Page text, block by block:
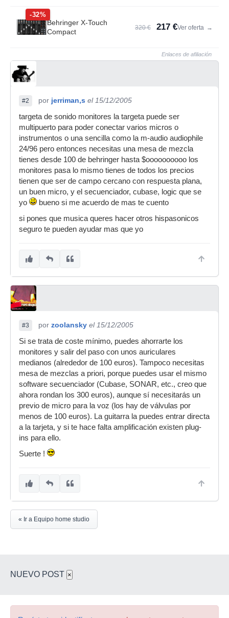
-32%
Behringer X-Touch
Compact
320 € 217 €Ver oferta →
Enlaces de afiliación
#2 por jerriman,s el 15/12/2005
targeta de sonido monitores la targeta puede ser
multipuerto para poder conectar varios micros o
instrumentos o una sencilla como la m-audio audiophile
24/96 pero entonces necesitas una mesa de mezcla
tienes desde 100 de behringer hasta $oooooooooo los
monitores pasa lo mismo tienes de todos los precios
tienen que ser de campo cercano con respuesta plana,
un buen micro, y el secuenciador, cubase, logic que se
yo
bueno si me acuerdo de mas te cuento
si pones que musica queres hacer otros hispasonicos
seguro te pueden ayudar mas que yo
#3 por zoolansky el 15/12/2005
Si se trata de coste mínimo, puedes ahorrarte los
monitores y salir del paso con unos auriculares
medianos (alrededor de 100 euros). Tampoco necesitas
mesa de mezclas a priori, porque puedes usar el mismo
software secuenciador (Cubase, SONAR, etc., creo que
ahora rondan los 300 euros), aunque sí necesitarás un
previo de micro para la voz (los hay de válvulas por
menos de 100 euros). La guitarra la puedes entrar directa
a la tarjeta, y si te hace falta amplificación existen plug-
ins para ello.
Suerte !
« Ir a Equipo home studio
NUEVO POST ×